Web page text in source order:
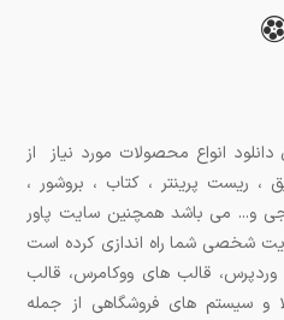
انواع محصولات مورد نیاز از
، ریست پرینتر ، کتاب ، بروشور ،
و... می باشد همچنین سایت پاور
شخصی شما راه اندازی کرده است
قالب های ووکامرس، قالب
و سیستم های فروشگاهی از جمله